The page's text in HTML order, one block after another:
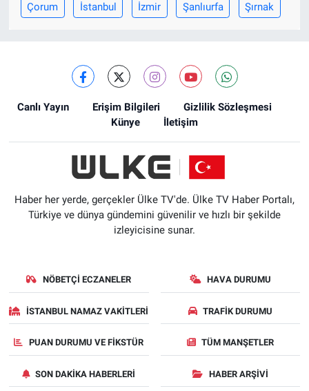
Çorum İstanbul İzmir Şanlıurfa Şırnak
Canlı Yayın Erişim Bilgileri
Gizlilik Sözleşmesi
Künye
İletişim
Haber her yerde, gerçekler Ülke TV'de. Ülke TV Haber Portalı,
Türkiye ve dünya gündemini güvenilir ve hızlı bir şekilde
izleyicisine sunar.
NÖBETÇI ECZANELER HAVA DURUMU
İSTANBUL NAMAZ VAKITLERI TRAFIK DURUMU
PUAN DURUMU VE FIKSTÜR TÜM MANŞETLER
SON DAKIKA HABERLERI HABER ARŞIVI